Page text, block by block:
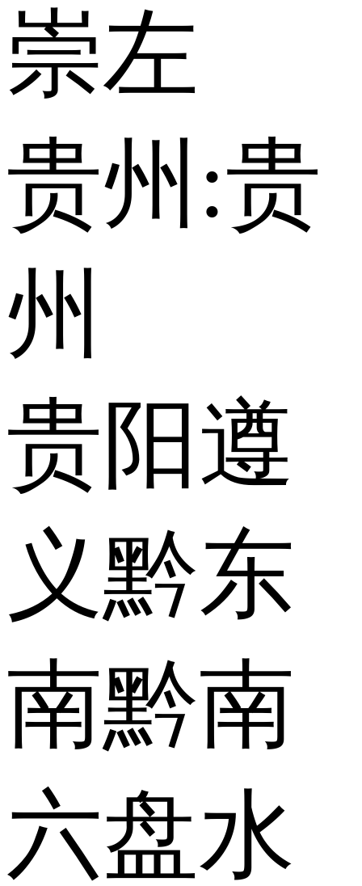
崇左
贵州:贵
州
贵阳遵
义黔东
南黔南
六盘水